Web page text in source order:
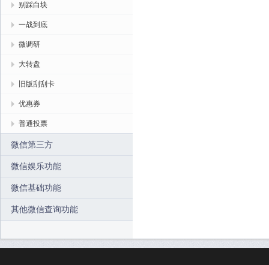
别踩白块
一战到底
微调研
大转盘
旧版刮刮卡
优惠券
普通投票
微信第三方
微信娱乐功能
微信基础功能
其他微信查询功能